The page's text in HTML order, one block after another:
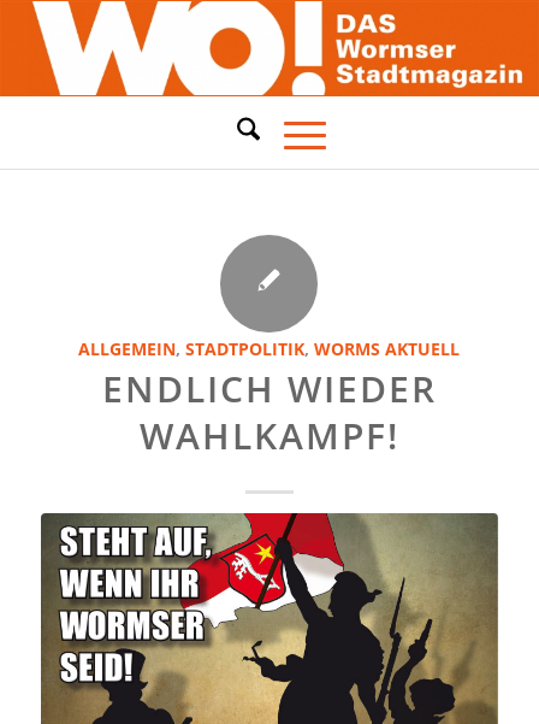
ALLGEMEIN,STADTPOLITIK,WORMS AKTUELL
ENDLICH WIEDER
WAHLKAMPF!